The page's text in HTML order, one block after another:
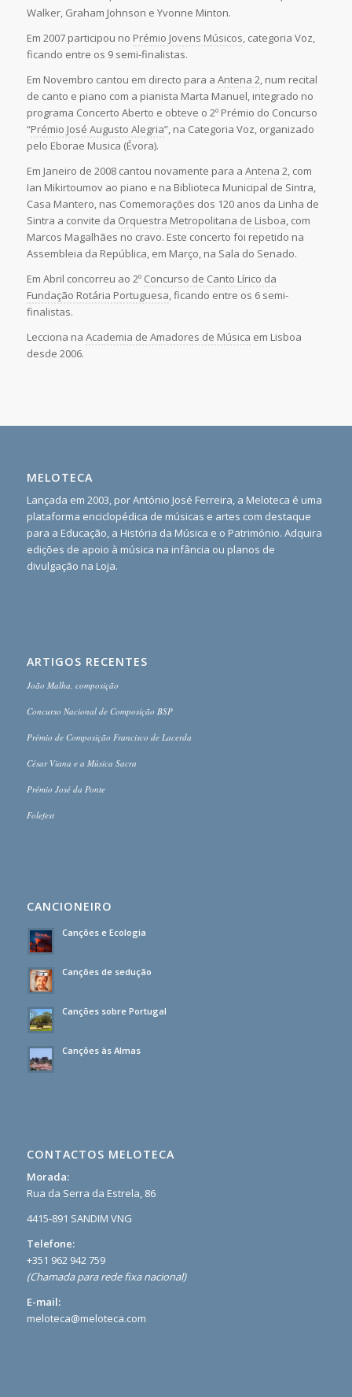
Walker, Graham Johnson e Yvonne Minton.
Em 2007 participou no Prémio Jovens Músicos, categoria Voz,
ficando entre os 9 semi-finalistas.
Em Novembro cantou em directo para a Antena 2, num recital
de canto e piano com a pianista Marta Manuel, integrado no
programa Concerto Aberto e obteve o 2º Prémio do Concurso
“Prémio José Augusto Alegria”, na Categoria Voz, organizado
pelo Eborae Musica (Évora).
Em Janeiro de 2008 cantou novamente para a Antena 2, com
Ian Mikirtoumov ao piano e na Biblioteca Municipal de Sintra,
Casa Mantero, nas Comemorações dos 120 anos da Linha de
Sintra a convite da Orquestra Metropolitana de Lisboa, com
Marcos Magalhães no cravo. Este concerto foi repetido na
Assembleia da República, em Março, na Sala do Senado.
Em Abril concorreu ao 2º Concurso de Canto Lírico da
Fundação Rotária Portuguesa, ficando entre os 6 semi-
finalistas.
Lecciona na Academia de Amadores de Música em Lisboa
desde 2006.
MELOTECA
Lançada em 2003, por António José Ferreira, a Meloteca é uma
plataforma enciclopédica de músicas e artes com destaque
para a Educação, a História da Música e o Património. Adquira
edições de apoio à música na infância ou planos de
divulgação na Loja.
ARTIGOS RECENTES
João Malha, composição
Concurso Nacional de Composição BSP
Prémio de Composição Francisco de Lacerda
César Viana e a Música Sacra
Prémio José da Ponte
Folefest
CANCIONEIRO
Canções e Ecologia
Canções de sedução
Canções sobre Portugal
Canções às Almas
CONTACTOS MELOTECA
Morada:
Rua da Serra da Estrela, 86
4415-891 SANDIM VNG
Telefone:
+351 962 942 759
(Chamada para rede fixa nacional)
E-mail:
meloteca@meloteca.com